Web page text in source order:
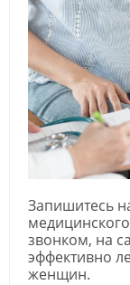
Запишитесь
звонком, на
эффективно
женщин.